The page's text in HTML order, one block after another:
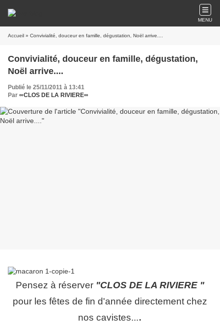
MENU
Accueil » Convivialité, douceur en famille, dégustation, Noël arrive....
Convivialité, douceur en famille, dégustation,
Noël arrive....
Publié le 25/11/2011 à 13:41
Par ∞CLOS DE LA RIVIERE∞
Pensez à réserver "CLOS DE LA RIVIERE "
pour les fêtes de fin d'année directement chez
nos cavistes....